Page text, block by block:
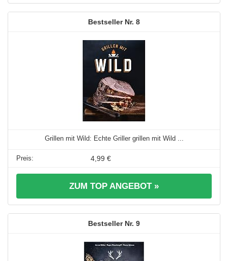
8
Grillen mit Wild: Echte Griller grillen mit Wild ...
4,99 €
ZUM TOP ANGEBOT »
9